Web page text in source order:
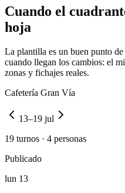
Cuando el
hoja
La plantilla es un buen punto
cuando llegan los cambios: el
zonas y fichajes reales.
Cafetería Gran Vía
13–19 jul
19 turnos · 4 personas
Publicado
lun 13